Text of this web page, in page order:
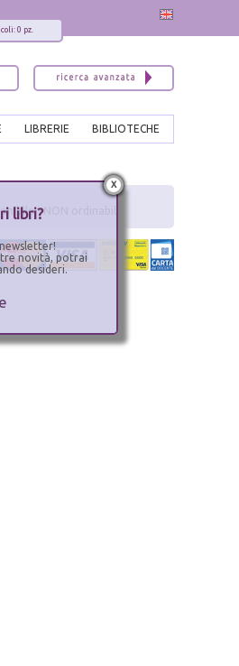
0 pz.
BIBLIOTECHE
LIBRERIE
- NON ordinabile
x
libri?
novità, potrai
desideri.